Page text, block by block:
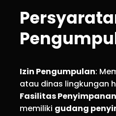
Izin Pengumpulan:
atau dinas lingkungan
Fasilitas
memiliki gudang